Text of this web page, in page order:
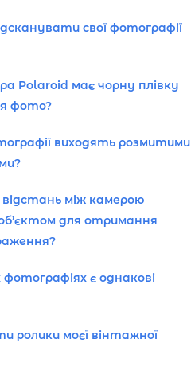
свої фотографії
Polaroid має чорну плівку
фото?
виходять розмитими
між камерою
для отримання
є однакові
ролики моєї вінтажної